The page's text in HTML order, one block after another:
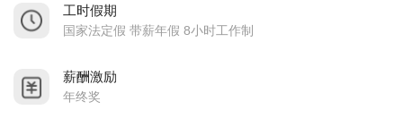
工时假期
国家法定假 带薪年假 8小时工作制
薪酬激励
年终奖